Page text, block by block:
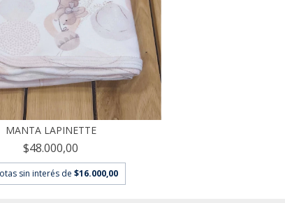
MANTA LAPINETTE
$48.000,00
sin interés de$16.000,00